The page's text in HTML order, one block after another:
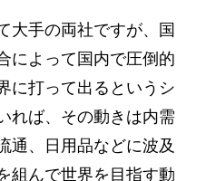
大手の両社ですが、国
によって国内で圧倒的
に打って出るというシ
れば、その動きは内需
通、日用品などに波及
組んで世界を目指す動